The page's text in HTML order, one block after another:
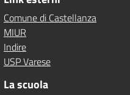
Comune di Castellanza
MIUR
Indire
USP Varese
La scuola